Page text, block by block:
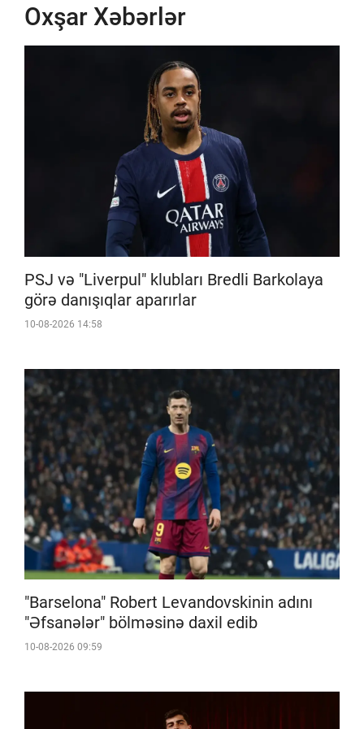
Oxşar Xəbərlər
PSJ və "Liverpul" klubları Bredli Barkolaya
görə danışıqlar aparırlar
10-08-2026 14:58
"Barselona" Robert Levandovskinin adını
"Əfsanələr" bölməsinə daxil edib
10-08-2026 09:59